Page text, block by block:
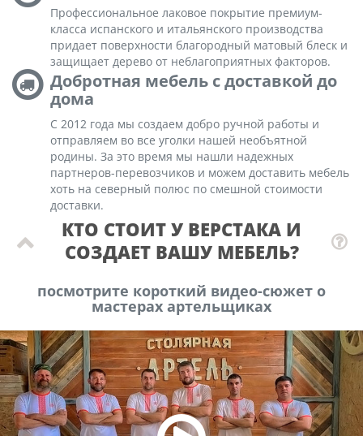
Профессиональное лаковое покрытие премиум-
класса испанского и итальянского производства
придает поверхности благородный матовый блеск и
защищает дерево от неблагоприятных факторов.
Добротная мебель с доставкой до
дома
С 2012 года мы создаем добро ручной работы и
отправляем во все уголки нашей необъятной
родины. За это время мы нашли надежных
партнеров-перевозчиков и можем доставить мебель
хоть на северный полюс по смешной стоимости
доставки.
КТО СТОИТ У ВЕРСТАКА И
СОЗДАЕТ ВАШУ МЕБЕЛЬ?
посмотрите короткий видео-сюжет о
мастерах артельщиках